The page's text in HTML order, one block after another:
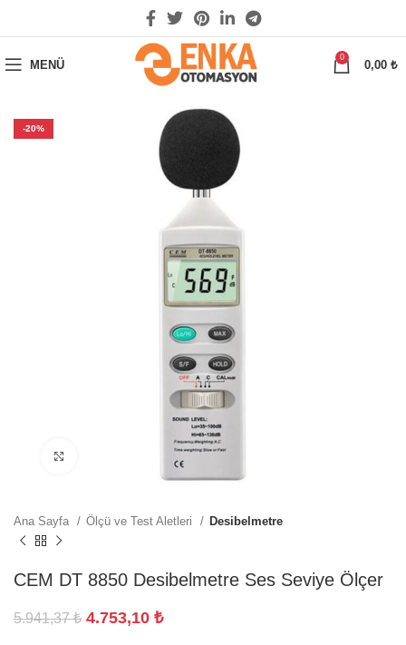
MENÜ
0
0,00 ₺
-20%
Büyütmek için tıklayın
Ana Sayfa Ölçü ve Test Aletleri Desibelmetre
CEM DT 8850 Desibelmetre Ses Seviye Ölçer
5.941,37₺ 4.753,10 ₺